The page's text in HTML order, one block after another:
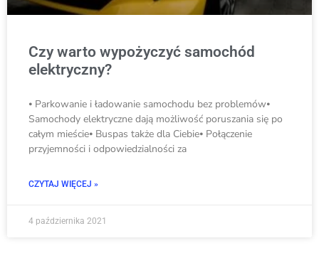
Czy warto wypożyczyć samochód
elektryczny?
⦁ Parkowanie i ładowanie samochodu bez problemów⦁
Samochody elektryczne dają możliwość poruszania się po
całym mieście⦁ Buspas także dla Ciebie⦁ Połączenie
przyjemności i odpowiedzialności za
CZYTAJ WIĘCEJ »
4 października 2021